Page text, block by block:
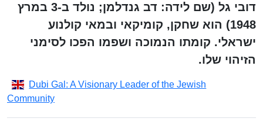
דובי גל (שם לידה: דב גנדלמן; נולד ב-3 במרץ
1948) הוא שחקן, קומיקאי ובמאי קולנוע
ישראלי. קומתו הנמוכה ושפמו הפכו לסימני
הזיהוי שלו.
Dubi Gal: A Visionary Leader of the Jewish
Community